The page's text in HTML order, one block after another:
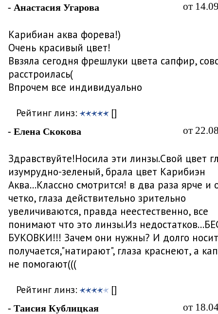
- Анастасия Угарова от
Карибиан аква форева!)
Очень красивый цвет!
Ввзяла сегодня фрешлуки цвета сапфир,
расстроилась(
Впрочем все индивидуально
Рейтинг линз: []
- Елена Скокова от
Здравствуйте!Носила эти линзы.Свой цвет
изумрудно-зеленый, брала цвет Карибиэн
Аква...Классно смотрится! в два раза ярче и
четко, глаза действительно зрительно
увеличиваются, правда неестественно, все
понимают что это линзы.Из
БУКОВКИ!!! Зачем они нужны? И долго
получается,"натирают", глаза краснеют, а
не помогают(((
Рейтинг линз: []
- Таисия Кублицкая от